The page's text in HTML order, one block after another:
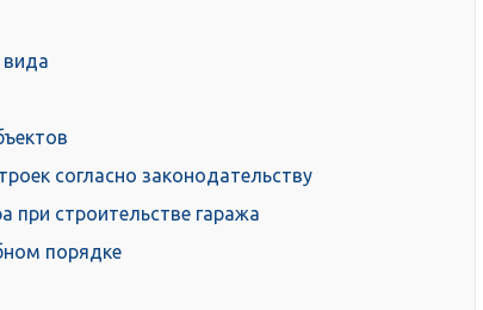
вида
согласно законодательству
при строительстве гаража
порядке